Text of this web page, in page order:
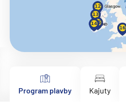
Program plavby Kajuty